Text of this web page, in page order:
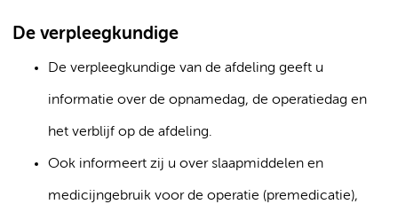
De verpleegkundige
De verpleegkundige van de afdeling geeft u
informatie over de opnamedag, de operatiedag en
het verblijf op de afdeling.
Ook informeert zij u over slaapmiddelen en
medicijngebruik voor de operatie (premedicatie),